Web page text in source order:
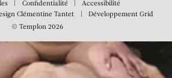
Confidentialité
Accessibilité
Clémentine Tantet Développement Grid
© Templon 2026